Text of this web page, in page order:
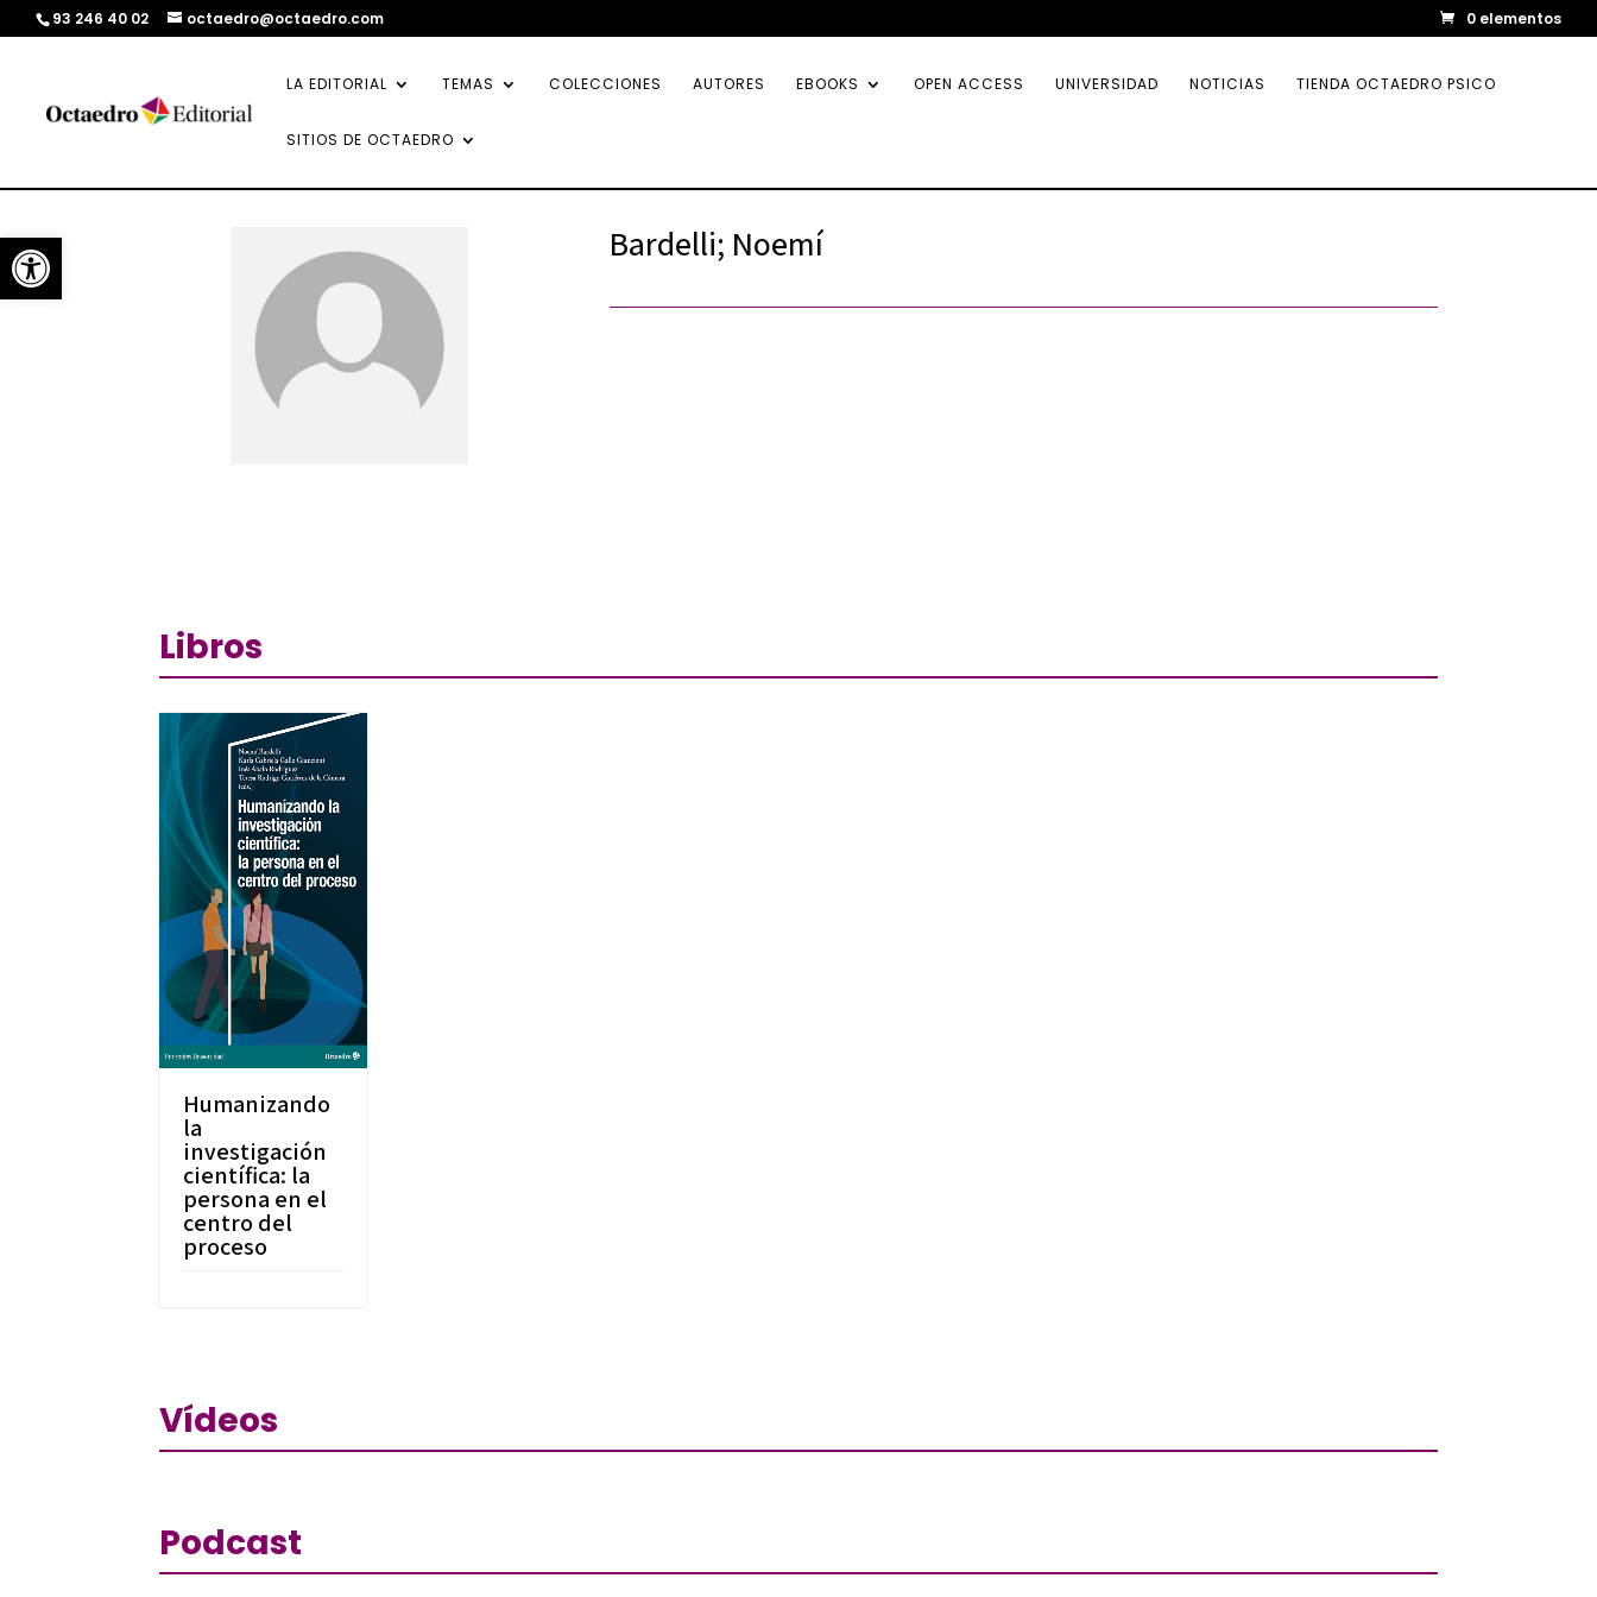
Abrir barra de herramientas
93 246 40 02 octaedro@octaedro.com 0 elementos
LA EDITORIAL TEMAS COLECCIONES AUTORES EBOOKS OPEN ACCESS UNIVERSIDAD NOTICIAS TIENDA OCTAEDRO PSICO
SITIOS DE OCTAEDRO
Bardelli; Noemí
Libros
Humanizando
la
investigación
científica: la
persona en el
centro del
proceso
Vídeos
Podcast